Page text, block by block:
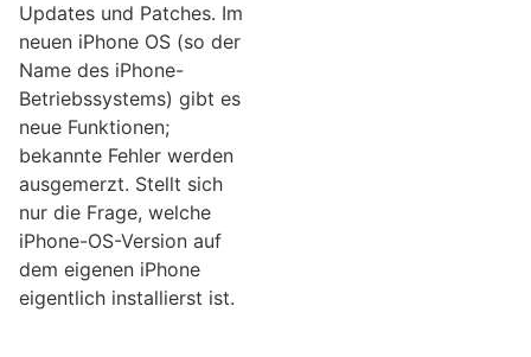
Updates und Patches. Im
neuen iPhone OS (so der
Name des iPhone-
Betriebssystems) gibt es
neue Funktionen;
bekannte Fehler werden
ausgemerzt. Stellt sich
nur die Frage, welche
iPhone-OS-Version auf
dem eigenen iPhone
eigentlich installierst ist.